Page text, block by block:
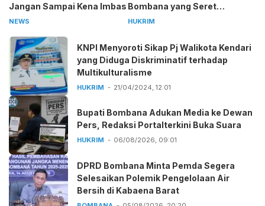
Jangan Sampai Kena Imbas
NEWS
Bombana yang Seret
Kepala Sekolah
HUKRIM
KNPI Menyoroti Sikap Pj Walikota Kendari
yang Diduga Diskriminatif terhadap
Multikulturalisme
HUKRIM 21/04/2024, 12:01
Bupati Bombana Adukan Media ke Dewan
Pers, Redaksi Portalterkini Buka Suara
HUKRIM 06/08/2026, 09:01
DPRD Bombana Minta Pemda Segera
Selesaikan Polemik Pengelolaan Air
Bersih di Kabaena Barat